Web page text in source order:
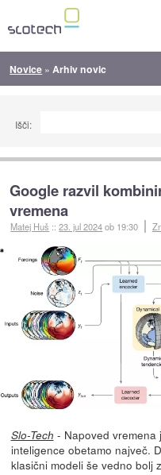
Novice » Arhiv novic
Išči:
Google razvil
vremena
Matej Huš ::23. jul 2024ob 19:30
Slo-Tech - Napoved vremena
inteligence obetamo največ.
klasični modeli še vedno bolj